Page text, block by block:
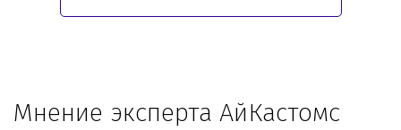
Мнение эксперта АйКастомс